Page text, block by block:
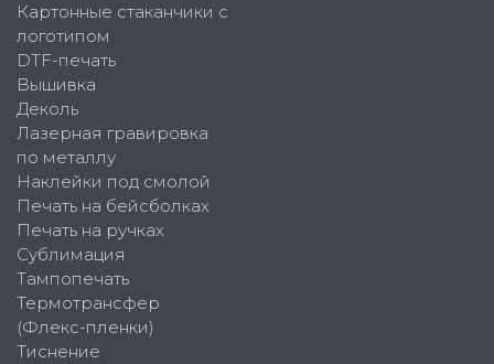
Картонные стаканчики с
логотипом
DTF-печать
Вышивка
Деколь
Лазерная гравировка
по металлу
Наклейки под смолой
Печать на бейсболках
Печать на ручках
Сублимация
Тампопечать
Термотрансфер
(Флекс-пленки)
Тиснение